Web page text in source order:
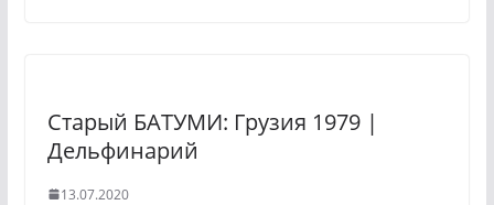
Старый БАТУМИ: Грузия 1979 |
Дельфинарий
13.07.2020